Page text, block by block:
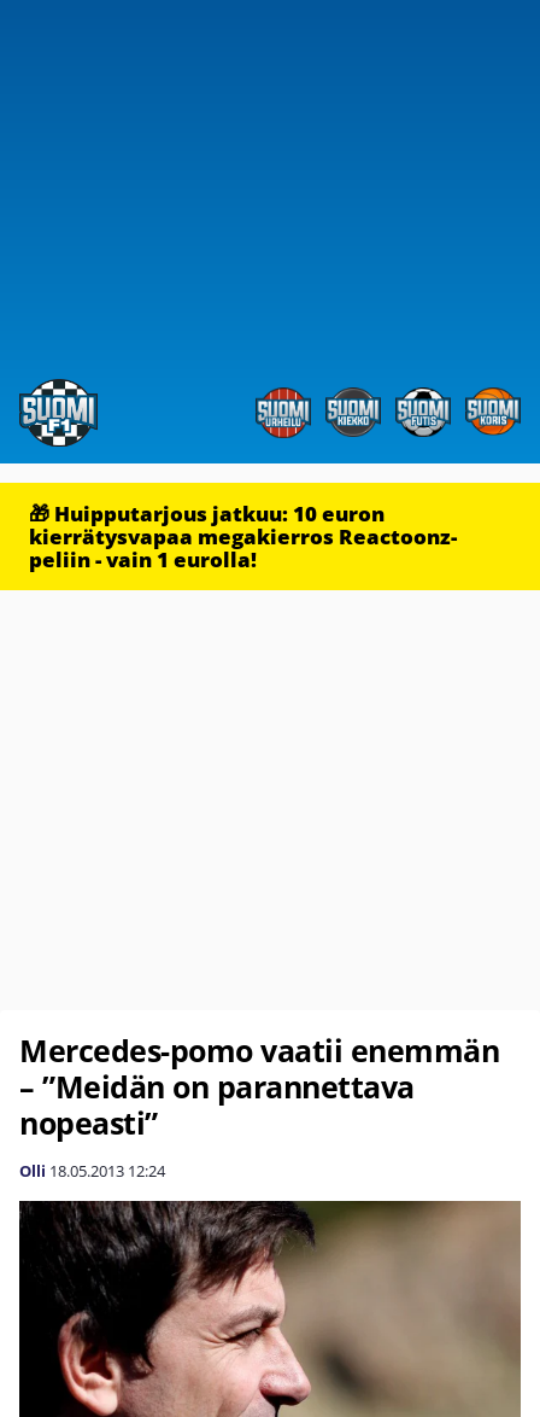
🎁 Huipputarjous jatkuu: 10 euron
kierrätysvapaa megakierros Reactoonz-
peliin - vain 1 eurolla!
Mercedes-pomo vaatii enemmän
– ”Meidän on parannettava
nopeasti”
Olli 18.05.2013 12:24